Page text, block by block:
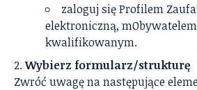
zaloguj się Profilem
elektroniczną,
kwalifikowanym.
Wybierz formularz/strukturę
Zwróć uwagę na następujące